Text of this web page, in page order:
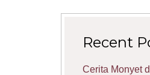
Recent
Cerita Monyet